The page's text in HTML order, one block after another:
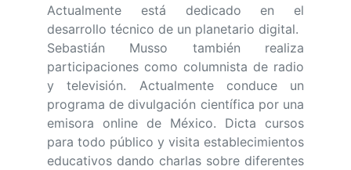
Actualmente está dedicado en el
desarrollo técnico de un planetario digital.
Sebastián Musso también realiza
participaciones como columnista de radio
y televisión. Actualmente conduce un
programa de divulgación científica por una
emisora online de México. Dicta cursos
para todo público y visita establecimientos
educativos dando charlas sobre diferentes